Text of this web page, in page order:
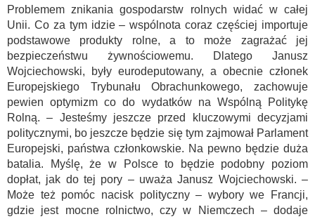
Problemem znikania gospodarstw rolnych widać w całej
Unii. Co za tym idzie – wspólnota coraz częściej importuje
podstawowe produkty rolne, a to może zagrażać jej
bezpieczeństwu żywnościowemu. Dlatego Janusz
Wojciechowski, były eurodeputowany, a obecnie członek
Europejskiego Trybunału Obrachunkowego, zachowuje
pewien optymizm co do wydatków na Wspólną Politykę
Rolną. – Jesteśmy jeszcze przed kluczowymi decyzjami
politycznymi, bo jeszcze będzie się tym zajmował Parlament
Europejski, państwa członkowskie. Na pewno będzie duża
batalia. Myślę, że w Polsce to będzie podobny poziom
dopłat, jak do tej pory – uważa Janusz Wojciechowski. –
Może też pomóc nacisk polityczny – wybory we Francji,
gdzie jest mocne rolnictwo, czy w Niemczech – dodaje